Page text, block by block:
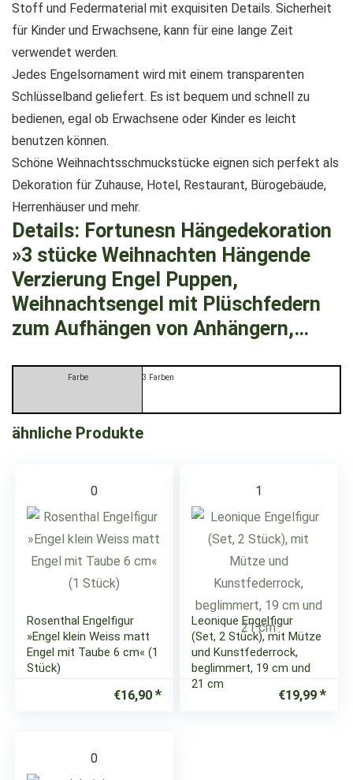
Stoff und Federmaterial mit exquisiten Details. Sicherheit
für Kinder und Erwachsene, kann für eine lange Zeit
verwendet werden.
Jedes Engelsornament wird mit einem transparenten
Schlüsselband geliefert. Es ist bequem und schnell zu
bedienen, egal ob Erwachsene oder Kinder es leicht
benutzen können.
Schöne Weihnachtsschmuckstücke eignen sich perfekt als
Dekoration für Zuhause, Hotel, Restaurant, Bürogebäude,
Herrenhäuser und mehr.
Details: Fortunesn Hängedekoration
»3 stücke Weihnachten Hängende
Verzierung Engel Puppen,
Weihnachtsengel mit Plüschfedern
zum Aufhängen von Anhängern,…
Farbe 3 Farben
ähnliche Produkte
0
Rosenthal Engelfigur
»Engel klein Weiss matt
Engel mit Taube 6 cm« (1
Stück)
€16,90
1
Leonique Engelfigur
(Set, 2 Stück), mit Mütze
und Kunstfederrock,
beglimmert, 19 cm und
21 cm
€19,99
0